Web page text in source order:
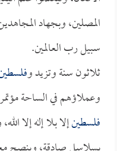
المصلين، وبجهاد
سبيل رب العالمين.
ثلاثون سنة وتزيد و
وعملاؤهم في الساحة
فلسطينإلا بـلا إله إلا